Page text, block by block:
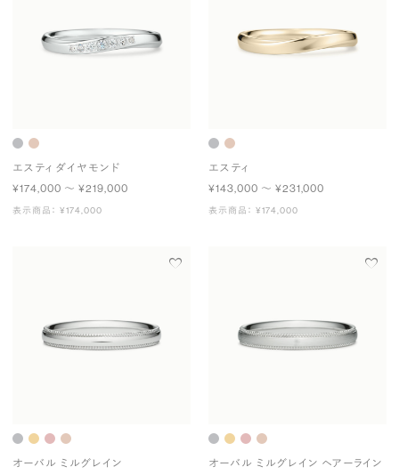
エスティ ダイヤモンド
¥174,000 〜 ¥219,000
表示商品： ¥174,000
エスティ
¥143,000 〜 ¥231,000
表示商品： ¥174,000
オーバル ミルグレイン
オーバル ミルグレイン ヘアーライン